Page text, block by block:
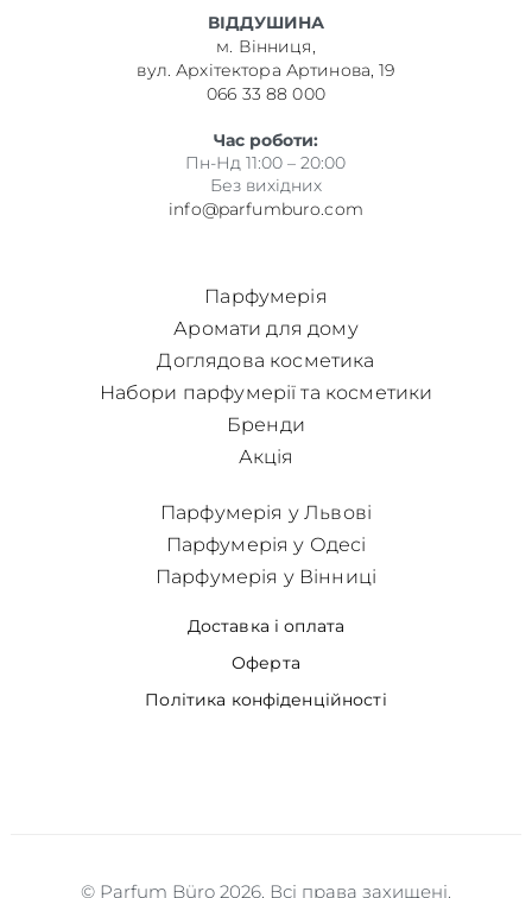
ВІДДУШИНА
м. Вінниця,
вул. Архітектора Артинова, 19
066 33 88 000
Час роботи:
Пн-Нд 11:00 – 20:00
Без вихідних
info@parfumburo.com
Парфумерія
Аромати для дому
Доглядова косметика
Набори парфумерії та косметики
Бренди
Акція
Доставка і оплата
Оферта
Політика конфіденційності
Парфумерія у Львові
Парфумерія у Одесі
Парфумерія у Вінниці
© Parfum Büro 2026. Всі права захищені.